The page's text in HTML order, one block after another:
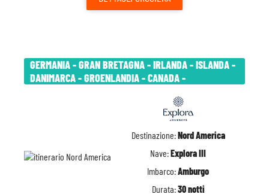
GERMANIA - GRAN BRETAGNA - IRLANDA - ISLANDA -
DANIMARCA - GROENLANDIA - CANADA -
Destinazione:Nord America
Nave:Explora III
Imbarco:Amburgo
Durata:30 notti